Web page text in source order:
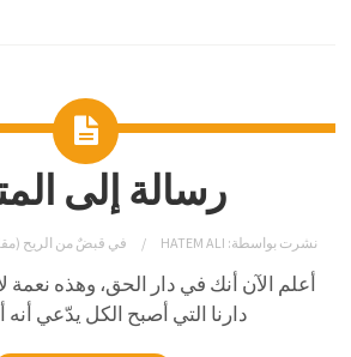
رسالة إلى
نشرت بواسطة: HATEM ALI في قبضٌ من الريح
أعلم الآن أنك في دار الحق، وهذه نعمة
دارنا التي أصبح الكل يدّعي